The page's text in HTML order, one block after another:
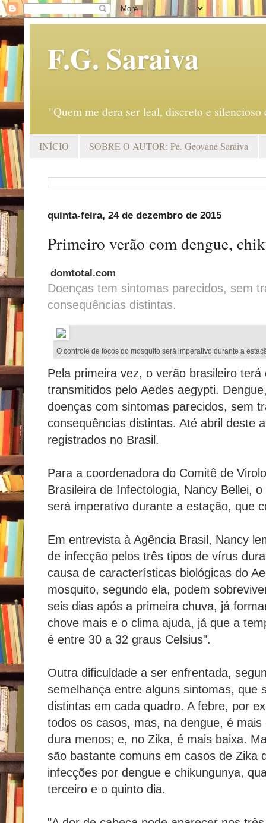
F.G. Saraiva
"Quem me dera ser leal, discreto e
INÍCIO SOBRE O AUTOR: Pe. Geovane Saraiva
quinta-feira, 24 de dezembro de 2015
Primeiro verão com dengue,
domtotal.com
Doenças tem sintomas parecidos, sem
consequências distintas.
O controle de focos do mosquito será imperativo durante a
Pela primeira vez, o verão brasileiro
transmitidos pelo Aedes aegypti.
doenças com sintomas parecidos, sem
consequências distintas. Até abril deste
registrados no Brasil.
Para a coordenadora do Comitê de
Brasileira de Infectologia, Nancy Bellei,
será imperativo durante a estação, que
Em entrevista à Agência Brasil, Nancy
de infecção pelos três tipos de vírus
causa de características biológicas do
mosquito, segundo ela, podem
seis dias após a primeira chuva, já
chove mais e o clima ajuda, já que a
é entre 30 a 32 graus Celsius".
Outra dificuldade a ser enfrentada,
semelhança entre alguns sintomas, que
distintas em cada quadro. A febre, por
todos os casos, mas, na dengue, é
dura menos; e, no Zika, é mais baixa.
são bastante comuns em casos de Zika
infecções por dengue e chikungunya,
terceiro e o quinto dia.